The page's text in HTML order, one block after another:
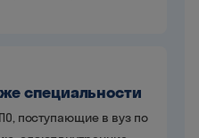
специальности
поступающие в вуз по